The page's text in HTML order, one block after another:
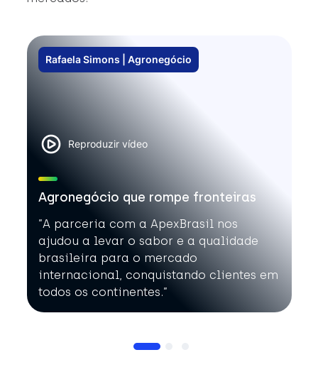
Rafaela Simons | Agronegócio
Reproduzir vídeo
Agronegócio que rompe fronteiras
”A parceria com a ApexBrasil nos
ajudou a levar o sabor e a qualidade
brasileira para o mercado
internacional, conquistando clientes em
todos os continentes.”